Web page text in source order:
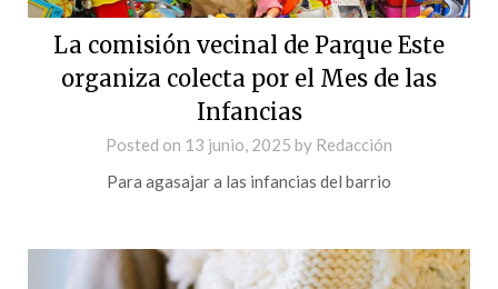
La comisión vecinal de Parque Este
organiza colecta por el Mes de las
Infancias
Posted on 13 junio, 2025 by Redacción
Para agasajar a las infancias del barrio